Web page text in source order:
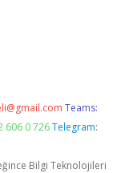
Teams:
606 0 726 Telegram:
Bilgi Teknolojileri